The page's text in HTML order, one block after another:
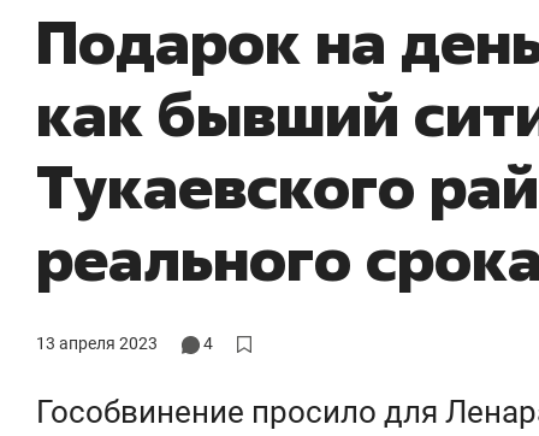
Подарок на
как бывший
Тукаевского
реального
13 апреля 2023 4
Гособвинение просило для